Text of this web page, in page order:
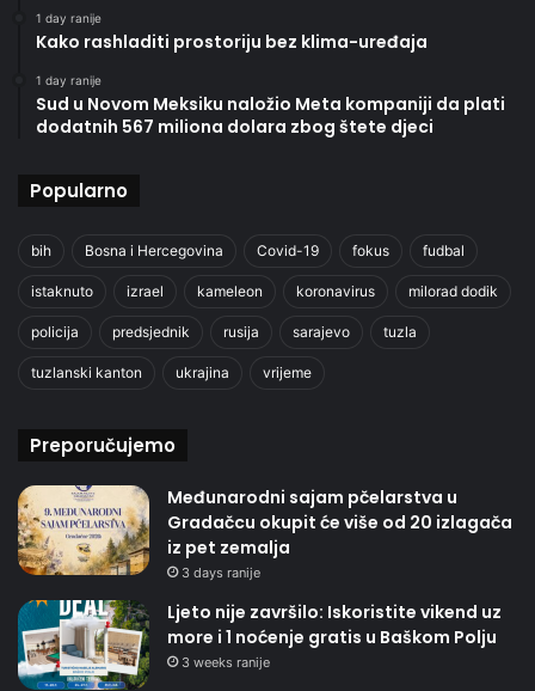
1 day ranije
Kako rashladiti prostoriju bez klima-uređaja
1 day ranije
Sud u Novom Meksiku naložio Meta kompaniji da plati
dodatnih 567 miliona dolara zbog štete djeci
Popularno
bih Bosna i Hercegovina Covid-19 fokus fudbal
istaknuto izrael kameleon koronavirus milorad dodik
policija predsjednik rusija sarajevo tuzla
tuzlanski kanton ukrajina vrijeme
Preporučujemo
Međunarodni sajam pčelarstva u
Gradačcu okupit će više od 20 izlagača
iz pet zemalja
3 days ranije
Ljeto nije završilo: Iskoristite vikend uz
more i 1 noćenje gratis u Baškom Polju
3 weeks ranije